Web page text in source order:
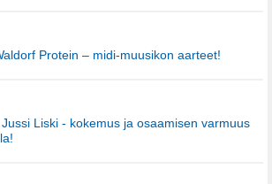
Protein – midi-muusikon aarteet!
Liski - kokemus ja osaamisen varmuus